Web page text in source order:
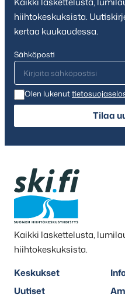
hiihtokeskuksista.
kertaa kuukaudessa.
Sähköposti
Olen lukenut
Tilaa
Kaikki laskettelusta,
hiihtokeskuksista.
Keskukset
Uutiset